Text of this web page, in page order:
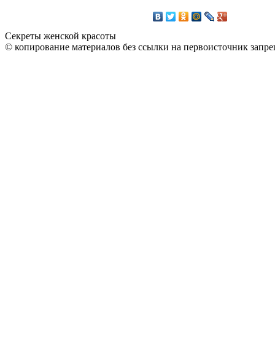
Секреты женской красоты
© копирование материалов без ссылки на первоисточник